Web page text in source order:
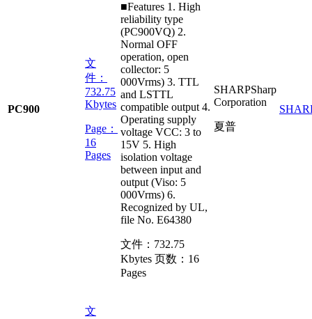
PC900
文
件：
732.75
Kbytes
Page：
16
Pages
■Features 1. High
reliability type
(PC900VQ) 2.
Normal OFF
operation, open
collector: 5
000Vrms) 3. TTL
and LSTTL
compatible output 4.
Operating supply
voltage VCC: 3 to
15V 5. High
isolation voltage
between input and
output (Viso: 5
000Vrms) 6.
Recognized by UL,
file No. E64380
文件： 732.75
Kbytes 页数： 16
Pages
SHARPSharp
Corporation
夏普
文